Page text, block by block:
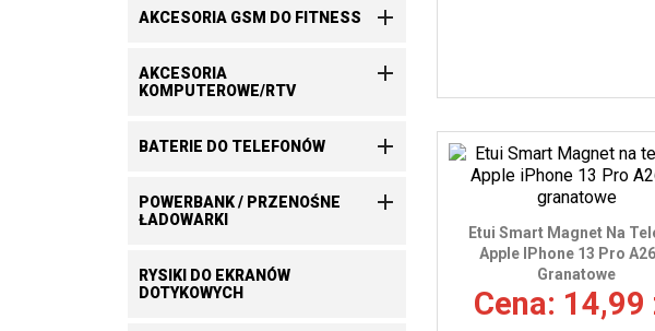
AKCESORIA GSM DO FITNESS 
AKCESORIA
KOMPUTEROWE/RTV

BATERIE DO TELEFONÓW 
POWERBANK / PRZENOŚNE
ŁADOWARKI

RYSIKI DO EKRANÓW
DOTYKOWYCH
Etui Smart Magnet Na
Apple IPhone 13 Pro
Granatowe
Cena: 14,99